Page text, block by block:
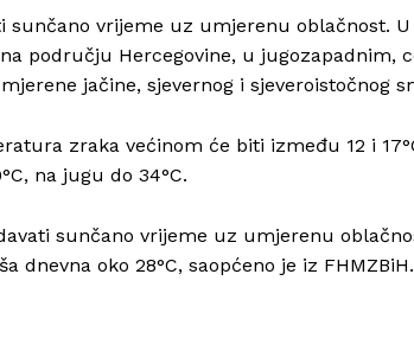
sunčano vrijeme uz umjerenu oblačnost.
području Hercegovine, u jugozapadnim,
jačine, sjevernog i sjeveroistočnog
zraka većinom će biti između 12 i
na jugu do 34°C.
sunčano vrijeme uz umjerenu
dnevna oko 28°C, saopćeno je iz FHMZBiH.